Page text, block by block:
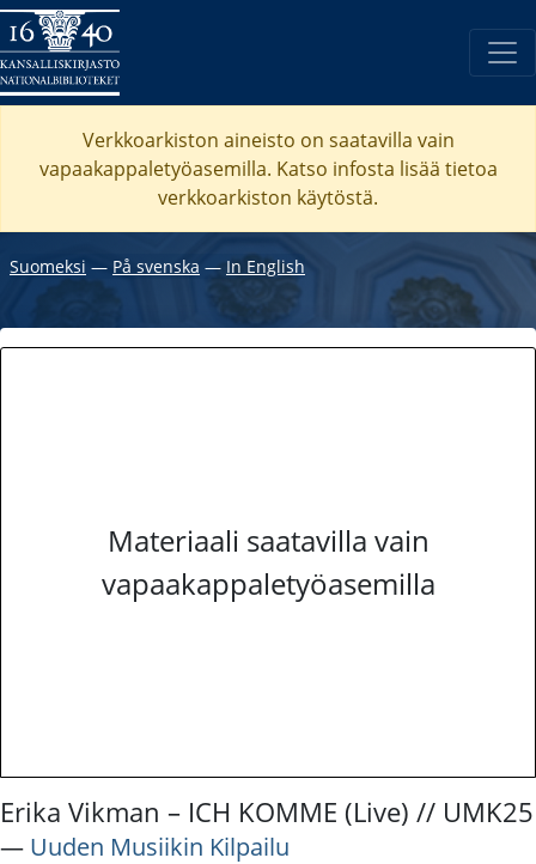
Verkkoarkiston aineisto on saatavilla vain
vapaakappaletyöasemilla. Katso infosta lisää tietoa
verkkoarkiston käytöstä.
Suomeksi ― På svenska ― In English
Materiaali saatavilla vain
vapaakappaletyöasemilla
Erika Vikman – ICH KOMME (Live) // UMK25
― Uuden Musiikin Kilpailu